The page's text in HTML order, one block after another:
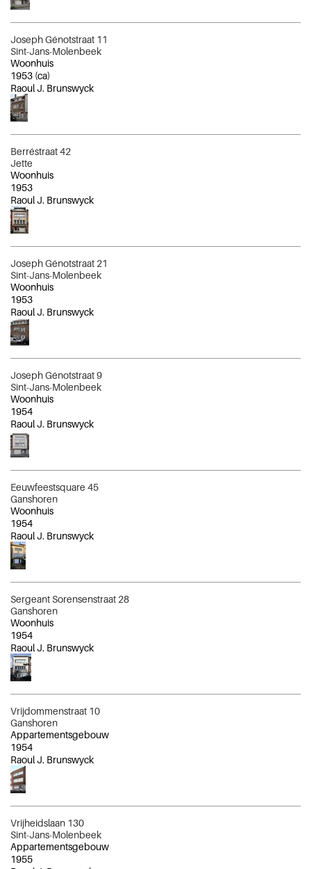
Joseph Génotstraat 11
Sint-Jans-Molenbeek
Woonhuis
1953 (ca)
Raoul J. Brunswyck
Berréstraat 42
Jette
Woonhuis
1953
Raoul J. Brunswyck
Joseph Génotstraat 21
Sint-Jans-Molenbeek
Woonhuis
1953
Raoul J. Brunswyck
Joseph Génotstraat 9
Sint-Jans-Molenbeek
Woonhuis
1954
Raoul J. Brunswyck
Eeuwfeestsquare 45
Ganshoren
Woonhuis
1954
Raoul J. Brunswyck
Sergeant Sorensenstraat 28
Ganshoren
Woonhuis
1954
Raoul J. Brunswyck
Vrijdommenstraat 10
Ganshoren
Appartementsgebouw
1954
Raoul J. Brunswyck
Vrijheidslaan 130
Sint-Jans-Molenbeek
Appartementsgebouw
1955